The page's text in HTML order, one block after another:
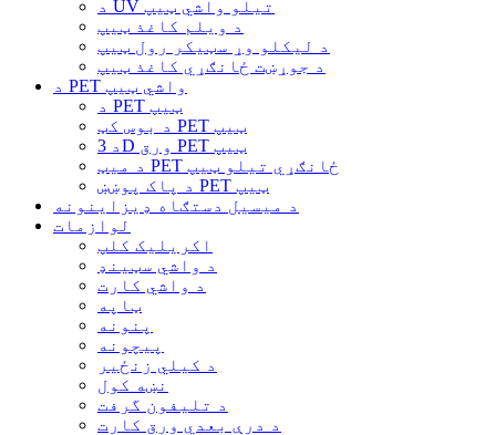
د UV تیلو واشي ټیپ
د ویلم کاغذ ټیپ
د لیکلو وړ سټیکر رول ټیپ
د جوړښت ځانګړي کاغذ ټیپ
د PET واشي ټیپ
د PET ټیپ
د بوس کټ PET ټیپ
د 3D ورق PET ټیپ
د میټ PET ځانګړي تیلو ټیپ
د پاک پوښښ PET ټیپ
د میسیل دستګاه ډیزاینونه
لوازمات
اکریلیک کلپ
د واشي سټینډ
د واشي کارت
ټاپه
پنونه
پیچونه
د کیلي زنځیر
نښه کول
د تلیفون گرفت
د درې بعدي ورق کارت